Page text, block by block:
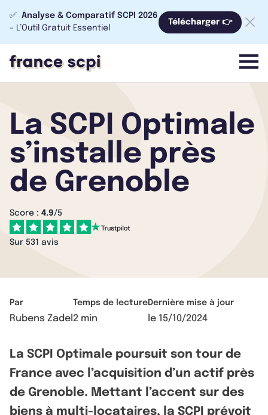
✅ Analyse & Comparatif SCPI 2026
- L’Outil Gratuit Essentiel
Télécharger 👉
menu
La SCPI Optimale
s’installe près
de Grenoble
Score : 4.9/5
Sur 531 avis
Par
Rubens Zadel
Temps de lecture
2 min
Dernière mise à jour
le 15/10/2024
La SCPI Optimale poursuit son tour de
France avec l’acquisition d’un actif près
de Grenoble. Mettant l’accent sur des
biens à multi-locataires, la SCPI prévoit